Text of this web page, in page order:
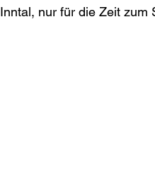
Inntal, nur für die Zeit zum